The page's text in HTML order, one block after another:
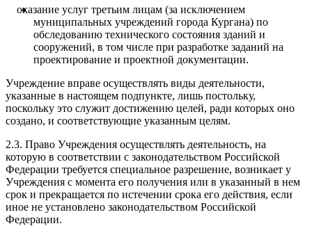
оказание услуг третьим лицам (за исключением
муниципальных учреждений города Кургана) по
обследованию технического состояния зданий и
сооружений, в том числе при разработке заданий на
проектирование и проектной документации.
Учреждение вправе осуществлять виды деятельности,
указанные в настоящем подпункте, лишь постольку,
поскольку это служит достижению целей, ради которых оно
создано, и соответствующие указанным целям.
2.3. Право Учреждения осуществлять деятельность, на
которую в соответствии с законодательством Российской
Федерации требуется специальное разрешение, возникает у
Учреждения с момента его получения или в указанный в нем
срок и прекращается по истечении срока его действия, если
иное не установлено законодательством Российской
Федерации.